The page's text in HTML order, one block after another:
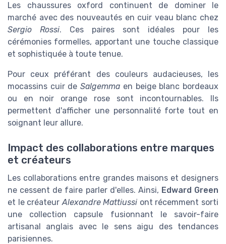
Les chaussures oxford continuent de dominer le
marché avec des nouveautés en cuir veau blanc chez
Sergio Rossi. Ces paires sont idéales pour les
cérémonies formelles, apportant une touche classique
et sophistiquée à toute tenue.
Pour ceux préférant des couleurs audacieuses, les
mocassins cuir deSalgemma en beige blanc bordeaux
ou en noir orange rose sont incontournables. Ils
permettent d'afficher une personnalité forte tout en
soignant leur allure.
Impact des collaborations entre marques
et créateurs
Les collaborations entre grandes maisons et designers
ne cessent de faire parler d'elles. Ainsi, Edward Green
et le créateur Alexandre Mattiussi ont récemment sorti
une collection capsule fusionnant le savoir-faire
artisanal anglais avec le sens aigu des tendances
parisiennes.